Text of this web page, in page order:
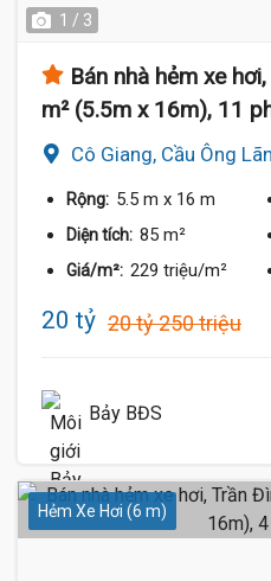
1 / 3
Bán nhà hẻm xe
m² (5.5m x 16m), 11
Cô Giang, Cầu Ông
Rộng: 5.5 m x 16 m
Diện tích: 85 m²
Giá/m²: 229 triệu/m²
20 tỷ 20 tỷ 250 triệu
Bảy BĐS
Hẻm Xe Hơi (6 m)